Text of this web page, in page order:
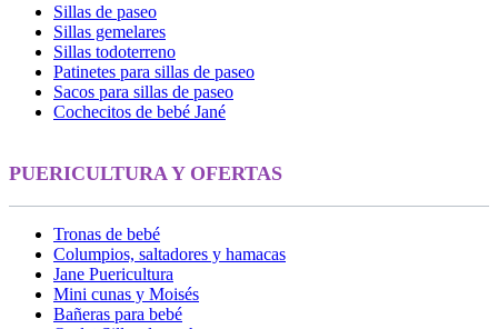
Sillas de paseo
Sillas gemelares
Sillas todoterreno
Patinetes para sillas de paseo
Sacos para sillas de paseo
Cochecitos de bebé Jané
PUERICULTURA Y OFERTAS
Tronas de bebé
Columpios, saltadores y hamacas
Jane Puericultura
Mini cunas y Moisés
Bañeras para bebé